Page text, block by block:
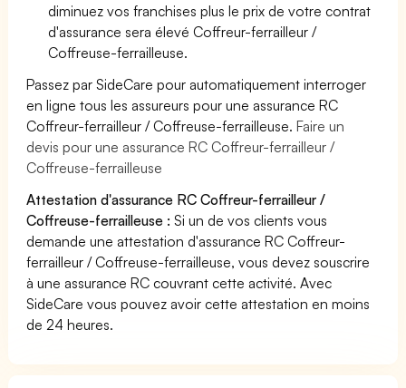
diminuez vos franchises plus le prix de votre contrat
d'assurance sera élevé Coffreur-ferrailleur /
Coffreuse-ferrailleuse.
Passez par SideCare pour automatiquement interroger
en ligne tous les assureurs pour une assurance RC
Coffreur-ferrailleur / Coffreuse-ferrailleuse.Faire un
devis pour une assurance RC Coffreur-ferrailleur /
Coffreuse-ferrailleuse
Attestation d'assurance RC Coffreur-ferrailleur /
Coffreuse-ferrailleuse : Si un de vos clients vous
demande une attestation d'assurance RC Coffreur-
ferrailleur / Coffreuse-ferrailleuse, vous devez souscrire
à une assurance RC couvrant cette activité. Avec
SideCare vous pouvez avoir cette attestation en moins
de 24 heures.